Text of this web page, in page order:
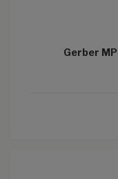
Gerber